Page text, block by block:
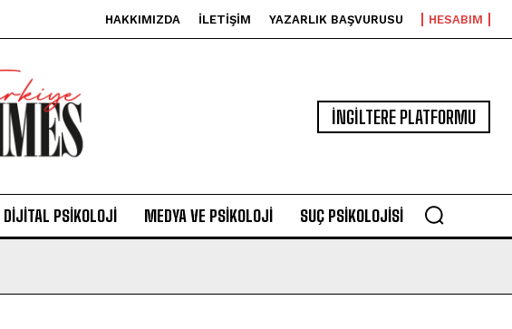
HAKKIMIZDA İLETIŞIM YAZARLIK BAŞVURUSU HESABIM
İNGİLTERE PLATFORMU
DIJITAL PSIKOLOJI MEDYA VE PSIKOLOJI SUÇ PSIKOLOJISI